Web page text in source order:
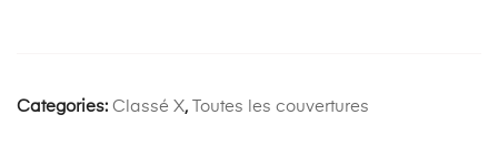
Categories: Classé X, Toutes les couvertures